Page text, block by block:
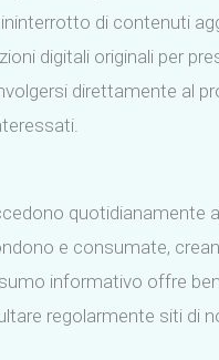
di contenuti
digitali originali per
direttamente al
quotidianamente
e consumate,
informativo offre
regolarmente siti di